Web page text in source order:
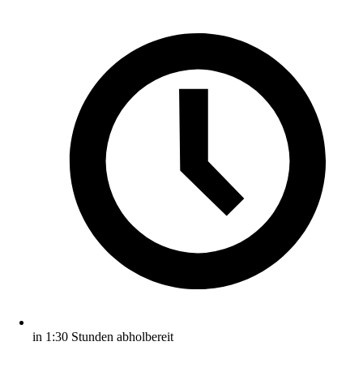
in 1:30 Stunden abholbereit